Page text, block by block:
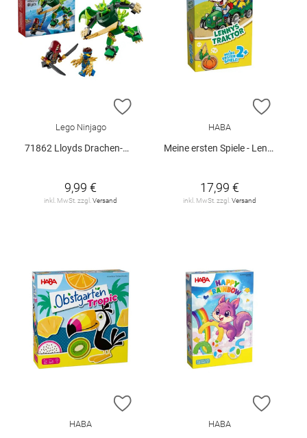
ZUR WUNSCHLISTE HINZUFÜGEN
Lego Ninjago
71862 Lloyds Drachen-Mech Battle Set V29
9,99 €
inkl. MwSt. zzgl.Versand
ZUR
HABA
Meine ersten Spiele - Lennys Traktor
17,99 €
inkl. MwSt. zzgl.Versand
ZUR WUNSCHLISTE HINZUFÜGEN
HABA
ZUR
HABA